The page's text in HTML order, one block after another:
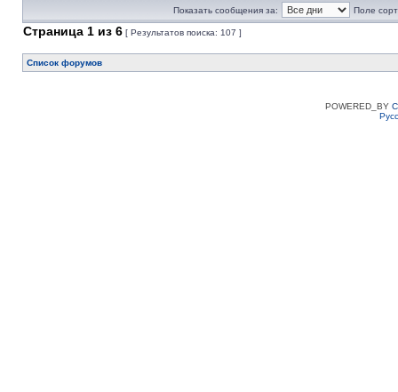
Показать сообщения за: Поле
Страница 1 из 6 [ Результатов поиска: 107 ]
Список форумов
POWERED_BY